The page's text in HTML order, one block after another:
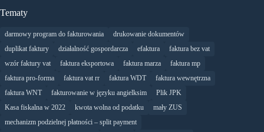
Tematy
darmowy program do fakturowania
drukowanie dokumentów
duplikat faktury
działalność gospordarcza efaktura
faktura bez vat
wzór faktury vat
faktura eksportowa faktura marza
faktura mp
faktura pro-forma
faktura vat rr faktura WDT
faktura wewnętrzna
faktura WNT
fakturowanie w języku angielksim
Plik JPK
Kasa fiskalna w 2022
kwota wolna od podatku
mały ZUS
mechanizm podzielnej płatności – split payment